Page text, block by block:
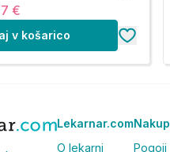
€
v košarico
Lekarnar.com
O lekarni
Nakup
Pogoji